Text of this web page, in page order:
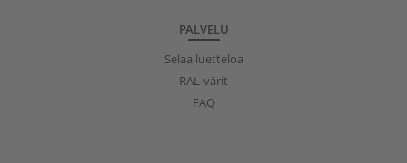
PALVELU
Selaa luetteloa
RAL-värit
FAQ